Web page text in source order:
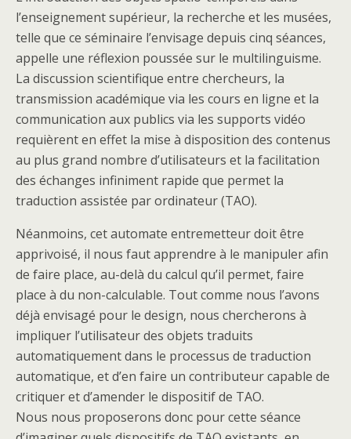
l’enseignement supérieur, la recherche et les musées,
telle que ce séminaire l’envisage depuis cinq séances,
appelle une réflexion poussée sur le multilinguisme.
La discussion scientifique entre chercheurs, la
transmission académique via les cours en ligne et la
communication aux publics via les supports vidéo
requièrent en effet la mise à disposition des contenus
au plus grand nombre d’utilisateurs et la facilitation
des échanges infiniment rapide que permet la
traduction assistée par ordinateur (TAO).
Néanmoins, cet automate entremetteur doit être
apprivoisé, il nous faut apprendre à le manipuler afin
de faire place, au-delà du calcul qu’il permet, faire
place à du non-calculable. Tout comme nous l’avons
déjà envisagé pour le design, nous chercherons à
impliquer l’utilisateur des objets traduits
automatiquement dans le processus de traduction
automatique, et d’en faire un contributeur capable de
critiquer et d’amender le dispositif de TAO.
Nous nous proposerons donc pour cette séance